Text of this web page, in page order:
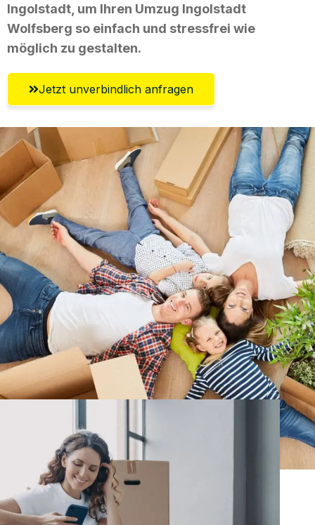
Ingolstadt, um Ihren Umzug Ingolstadt
Wolfsberg so einfach und stressfrei wie
möglich zu gestalten.
Jetzt unverbindlich anfragen